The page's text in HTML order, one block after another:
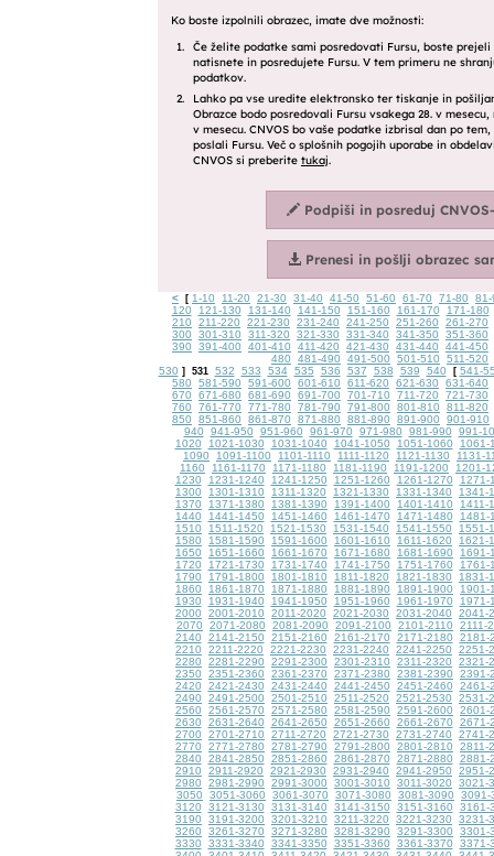
< [ 1-10 11-20 21-30 31-40 41-50 51-60 61-70 71-80
81-
120
121-130 131-140 141-150 151-160 161-170
171-180
210
211-220 221-230 231-240 241-250 251-260
261-270
300
301-310 311-320 321-330 331-340 341-350
351-360
390
391-400 401-410 411-420 421-430 431-440
441-450
480
481-490 491-500 501-510
511-520
530 ] 531 532 533 534 535 536 537 538 539 540 [ 541-
580
581-590 591-600 601-610 611-620 621-630
631-640
670
671-680 681-690 691-700 701-710 711-720
721-730
760
761-770 771-780 781-790 791-800 801-810
811-820
850
851-860 861-870 871-880 881-890 891-900
901-910
940
941-950 951-960 961-970 971-980 981-990
991-
1020
1021-1030 1031-1040 1041-1050 1051-1060
1061-
1090
1091-1100 1101-1110 1111-1120 1121-1130
1131-
1160
1161-1170 1171-1180 1181-1190 1191-1200
1201-
1230
1231-1240 1241-1250 1251-1260 1261-1270
1271-
1300
1301-1310 1311-1320 1321-1330 1331-1340
1341-
1370
1371-1380 1381-1390 1391-1400 1401-1410
1411-
1440
1441-1450 1451-1460 1461-1470 1471-1480
1481-
1510
1511-1520 1521-1530 1531-1540 1541-1550
1551-
1580
1581-1590 1591-1600 1601-1610 1611-1620
1621-
1650
1651-1660 1661-1670 1671-1680 1681-1690
1691-
1720
1721-1730 1731-1740 1741-1750 1751-1760
1761-
1790
1791-1800 1801-1810 1811-1820 1821-1830
1831-
1860
1861-1870 1871-1880 1881-1890 1891-1900
1901-
1930
1931-1940 1941-1950 1951-1960 1961-1970
1971-
2000
2001-2010 2011-2020 2021-2030 2031-2040
2041-
2070
2071-2080 2081-2090 2091-2100 2101-2110
2111-
2140
2141-2150 2151-2160 2161-2170 2171-2180
2181-
2210
2211-2220 2221-2230 2231-2240 2241-2250
2251-
2280
2281-2290 2291-2300 2301-2310 2311-2320
2321-
2350
2351-2360 2361-2370 2371-2380 2381-2390
2391-
2420
2421-2430 2431-2440 2441-2450 2451-2460
2461-
2490
2491-2500 2501-2510 2511-2520 2521-2530
2531-
2560
2561-2570 2571-2580 2581-2590 2591-2600
2601-
2630
2631-2640 2641-2650 2651-2660 2661-2670
2671-
2700
2701-2710 2711-2720 2721-2730 2731-2740
2741-
2770
2771-2780 2781-2790 2791-2800 2801-2810
2811-
2840
2841-2850 2851-2860 2861-2870 2871-2880
2881-
2910
2911-2920 2921-2930 2931-2940 2941-2950
2951-
2980
2981-2990 2991-3000 3001-3010 3011-3020
3021-
3050
3051-3060 3061-3070 3071-3080 3081-3090
3091-
3120
3121-3130 3131-3140 3141-3150 3151-3160
3161-
3190
3191-3200 3201-3210 3211-3220 3221-3230
3231-
3260
3261-3270 3271-3280 3281-3290 3291-3300
3301-
3330
3331-3340 3341-3350 3351-3360 3361-3370
3371-